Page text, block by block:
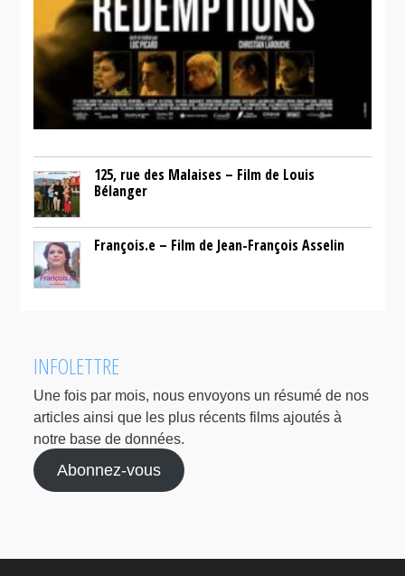
125, rue des Malaises – Film de Louis
Bélanger
François.e – Film de Jean-François Asselin
INFOLETTRE
Une fois par mois, nous envoyons un résumé de nos
articles ainsi que les plus récents films ajoutés à
notre base de données.
Abonnez-vous